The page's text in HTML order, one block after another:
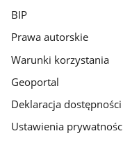
BIP
Prawa autorskie
Warunki korzystania
Geoportal
Deklaracja
Ustawienia